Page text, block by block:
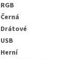
RGB
Černá
Drátové
USB
Herní